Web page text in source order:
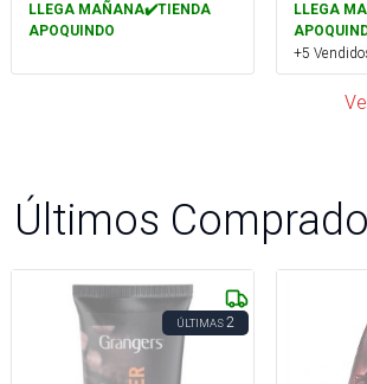
LLEGA MAÑANA✔️TIENDA
APOQUINDO
LLEGA
+5
Últimos
ÚLTIMAS2